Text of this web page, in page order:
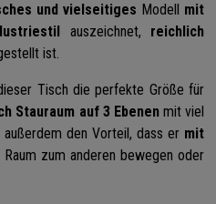
und vielseitiges Modell mit
auszeichnet, reichlich
ist.
Tisch die perfekte Größe für
Stauraum auf 3 Ebenenmit viel
den Vorteil, dass er mit
zum anderen bewegen oder